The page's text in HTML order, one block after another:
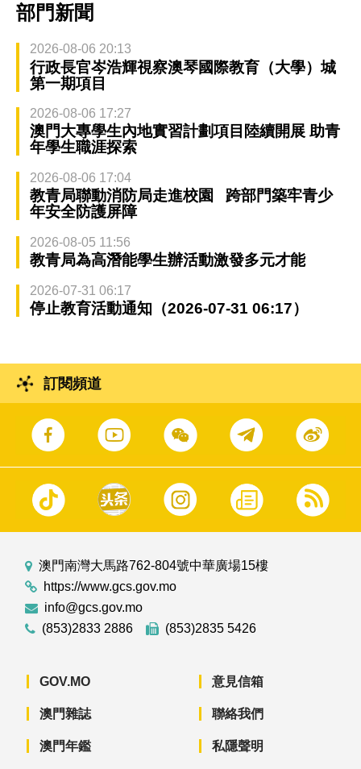
部門新聞
2026-08-06 20:13
行政長官岑浩輝視察澳琴國際教育（大學）城
第一期項目
2026-08-06 17:27
澳門大專學生內地實習計劃項目陸續開展 助青
年學生職涯探索
2026-08-06 17:04
教青局聯動消防局走進校園 跨部門築牢青少
年安全防護屏障
2026-08-05 11:56
教青局為高潛能學生辦活動激發多元才能
2026-07-31 06:17
停止教育活動通知（2026-07-31 06:17）
訂閱頻道
澳門南灣大馬路762-804號中華廣場15樓
https://www.gcs.gov.mo
info@gcs.gov.mo
(853)2833 2886
(853)2835 5426
GOV.MO
澳門雜誌
澳門年鑑
意見信箱
聯絡我們
私隱聲明